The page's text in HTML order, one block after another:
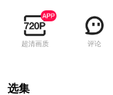
超清画质 评论
选集